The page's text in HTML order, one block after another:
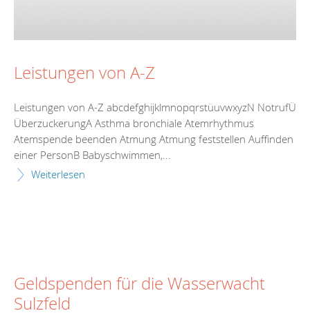
Leistungen von A-Z
Leistungen von A-Z abcdefghijklmnopqrstüuvwxyzN NotrufÜ
ÜberzuckerungA Asthma bronchiale Atemrhythmus
Atemspende beenden Atmung Atmung feststellen Auffinden
einer PersonB Babyschwimmen,...
Weiterlesen
Geldspenden für die Wasserwacht
Sulzfeld